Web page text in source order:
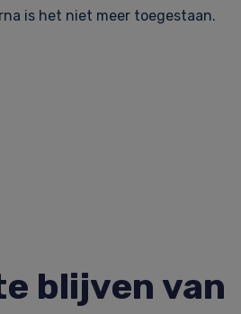
is het niet meer toegestaan.
blijven van